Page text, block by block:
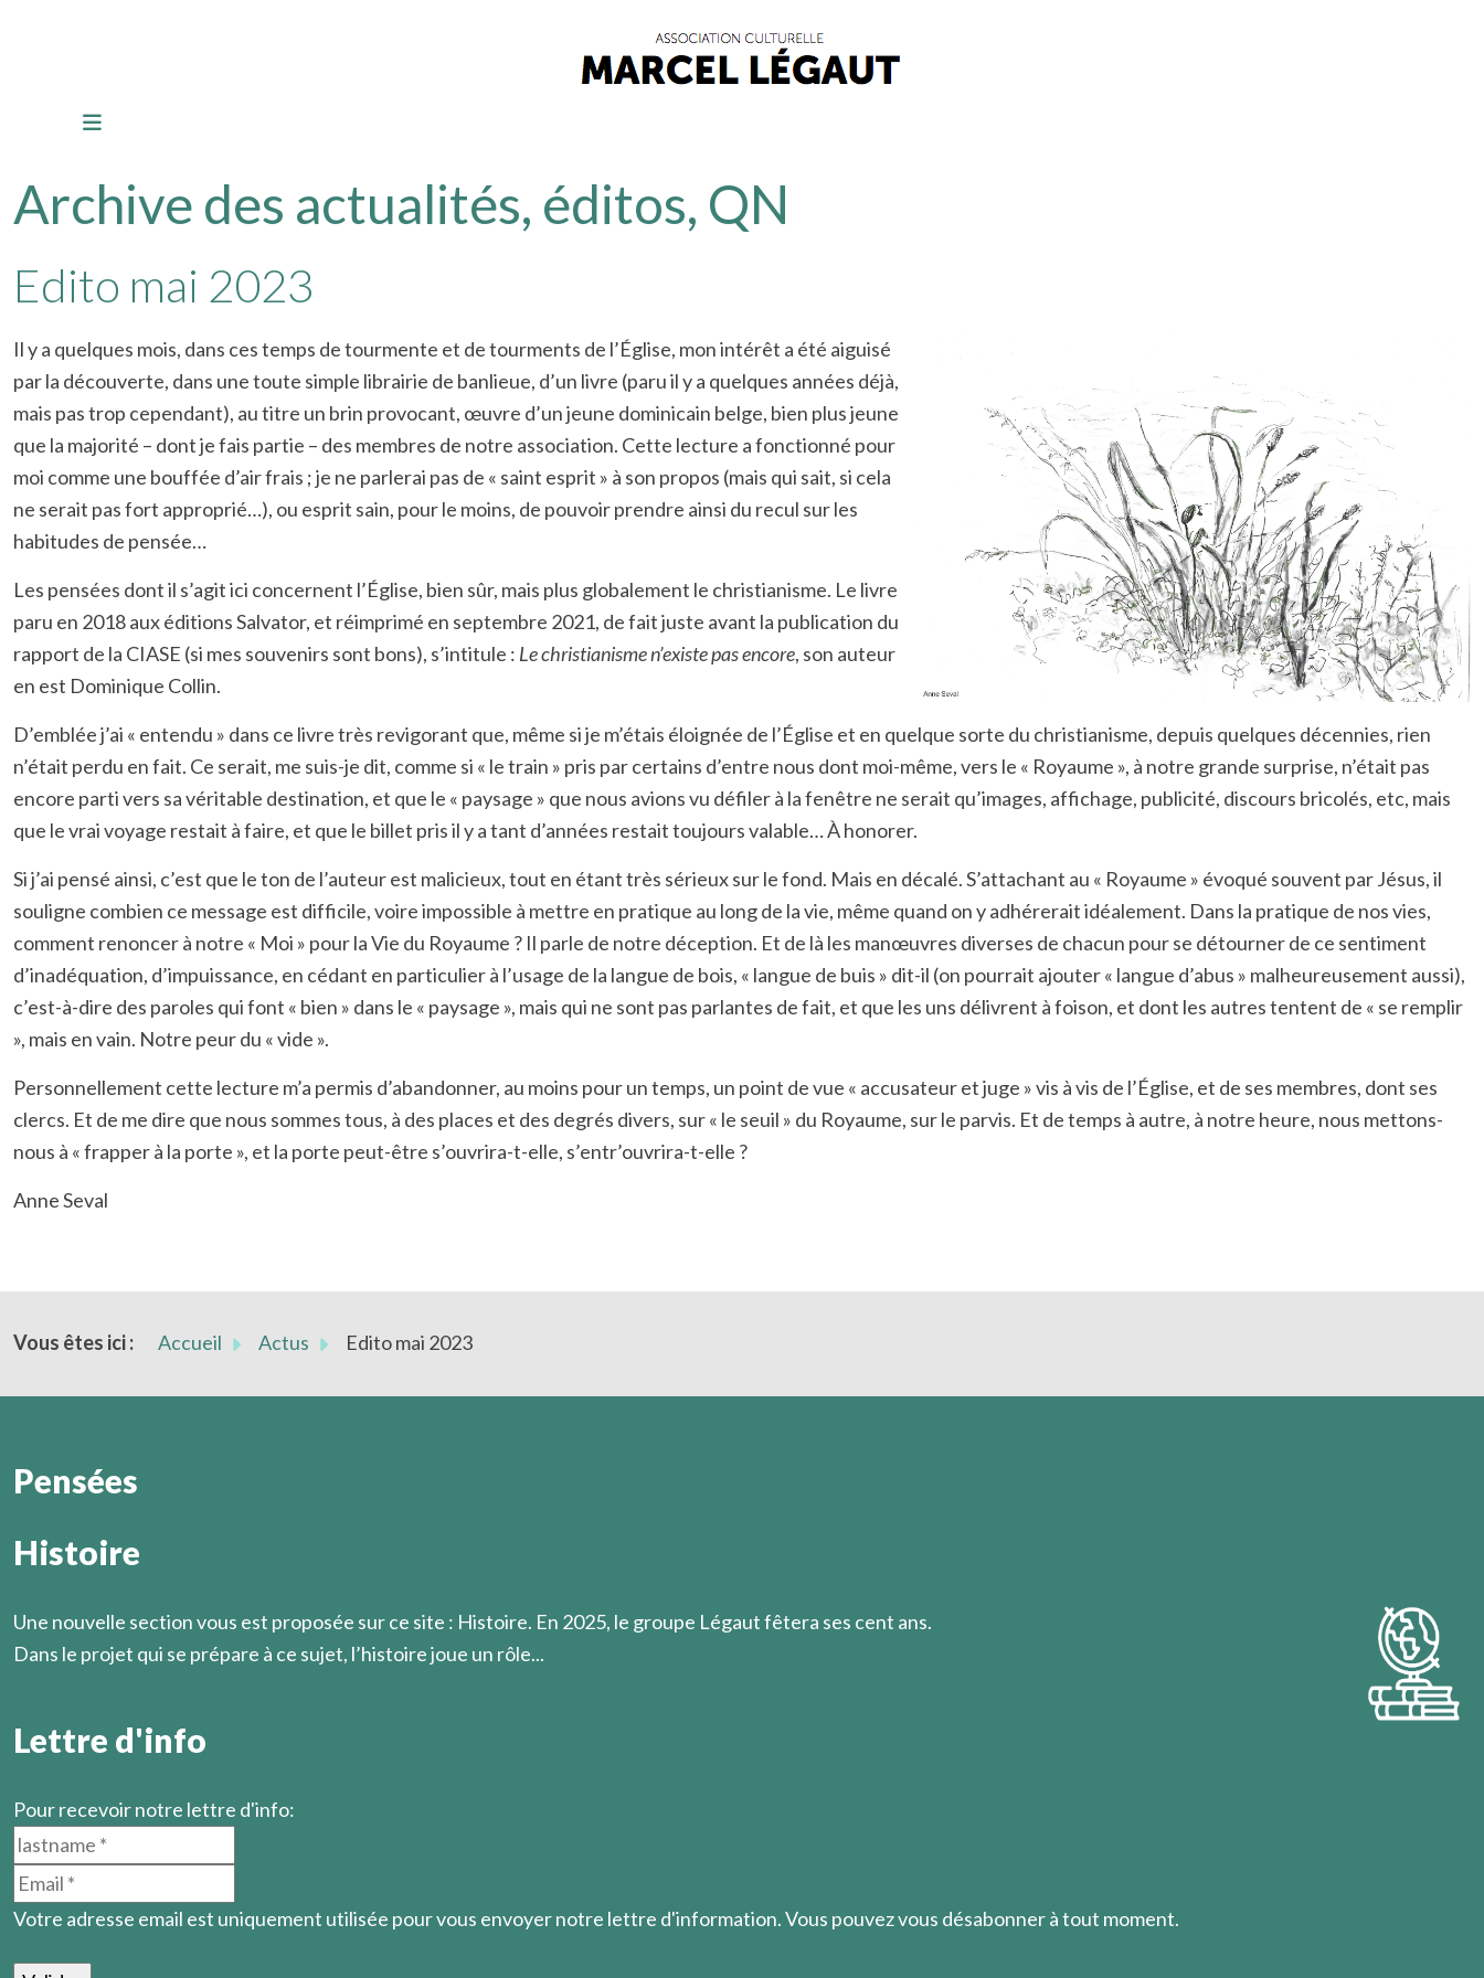
Archive des actualités, éditos, QN
Edito mai 2023
Il y a quelques mois, dans ces temps de tourmente et de tourments de l’Église, mon intérêt a été aiguisé
par la découverte, dans une toute simple librairie de banlieue, d’un livre (paru il y a quelques années déjà,
mais pas trop cependant), au titre un brin provocant, œuvre d’un jeune dominicain belge, bien plus jeune
que la majorité – dont je fais partie – des membres de notre association. Cette lecture a fonctionné pour
moi comme une bouffée d’air frais ; je ne parlerai pas de « saint esprit » à son propos (mais qui sait, si cela
ne serait pas fort approprié…), ou esprit sain, pour le moins, de pouvoir prendre ainsi du recul sur les
habitudes de pensée…
Les pensées dont il s’agit ici concernent l’Église, bien sûr, mais plus globalement le christianisme. Le livre
paru en 2018 aux éditions Salvator, et réimprimé en septembre 2021, de fait juste avant la publication du
rapport de la CIASE (si mes souvenirs sont bons), s’intitule : Le christianisme n’existe pas encore, son auteur
en est Dominique Collin.
D’emblée j’ai « entendu » dans ce livre très revigorant que, même si je m’étais éloignée de l’Église et en quelque sorte du christianisme, depuis quelques décennies, rien
n’était perdu en fait. Ce serait, me suis-je dit, comme si « le train » pris par certains d’entre nous dont moi-même, vers le « Royaume », à notre grande surprise, n’était pas
encore parti vers sa véritable destination, et que le « paysage » que nous avions vu défiler à la fenêtre ne serait qu’images, affichage, publicité, discours bricolés, etc, mais
que le vrai voyage restait à faire, et que le billet pris il y a tant d’années restait toujours valable… À honorer.
Si j’ai pensé ainsi, c’est que le ton de l’auteur est malicieux, tout en étant très sérieux sur le fond. Mais en décalé. S’attachant au « Royaume » évoqué souvent par Jésus, il
souligne combien ce message est difficile, voire impossible à mettre en pratique au long de la vie, même quand on y adhérerait idéalement. Dans la pratique de nos vies,
comment renoncer à notre « Moi » pour la Vie du Royaume ? Il parle de notre déception. Et de là les manœuvres diverses de chacun pour se détourner de ce sentiment
d’inadéquation, d’impuissance, en cédant en particulier à l’usage de la langue de bois, « langue de buis » dit-il (on pourrait ajouter « langue d’abus » malheureusement aussi),
c’est-à-dire des paroles qui font « bien » dans le « paysage », mais qui ne sont pas parlantes de fait, et que les uns délivrent à foison, et dont les autres tentent de « se remplir
», mais en vain. Notre peur du « vide ».
Personnellement cette lecture m’a permis d’abandonner, au moins pour un temps, un point de vue « accusateur et juge » vis à vis de l’Église, et de ses membres, dont ses
clercs. Et de me dire que nous sommes tous, à des places et des degrés divers, sur « le seuil » du Royaume, sur le parvis. Et de temps à autre, à notre heure, nous mettons-
nous à « frapper à la porte », et la porte peut-être s’ouvrira-t-elle, s’entr’ouvrira-t-elle ?
Anne Seval
Vous êtes ici : Accueil Actus Edito mai 2023
Pensées
On ignore toujours où l’on va lorsqu’on se lève pour partir.
Histoire
Une nouvelle section vous est proposée sur ce site : Histoire. En 2025, le groupe Légaut fêtera ses cent ans.
Dans le projet qui se prépare à ce sujet, l’histoire joue un rôle...
Lettre d'info
Pour recevoir notre lettre d'info:
Votre adresse email est uniquement utilisée pour vous envoyer notre lettre d'information. Vous pouvez vous désabonner à tout moment.